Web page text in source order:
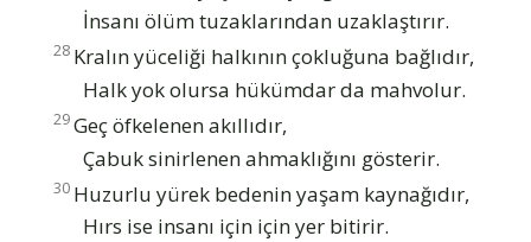
İnsanı ölüm tuzaklarından uzaklaştırır.
28 Kralın yüceliği halkının çokluğuna bağlıdır,
Halk yok olursa hükümdar da mahvolur.
29Geç öfkelenen akıllıdır,
Çabuk sinirlenen ahmaklığını gösterir.
30 Huzurlu yürek bedenin yaşam kaynağıdır,
Hırs ise insanı için için yer bitirir.